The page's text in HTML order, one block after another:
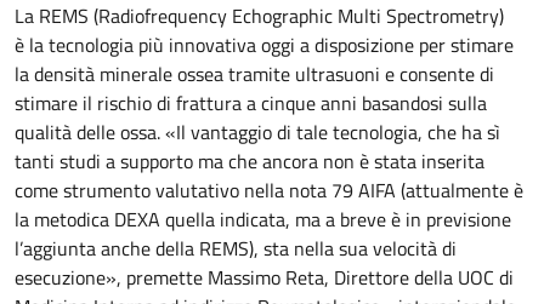
La REMS (Radiofrequency Echographic Multi Spectrometry)
è la tecnologia più innovativa oggi a disposizione per stimare
la densità minerale ossea tramite ultrasuoni e consente di
stimare il rischio di frattura a cinque anni basandosi sulla
qualità delle ossa. «Il vantaggio di tale tecnologia, che ha sì
tanti studi a supporto ma che ancora non è stata inserita
come strumento valutativo nella nota 79 AIFA (attualmente è
la metodica DEXA quella indicata, ma a breve è in previsione
l’aggiunta anche della REMS), sta nella sua velocità di
esecuzione», premette Massimo Reta, Direttore della UOC di